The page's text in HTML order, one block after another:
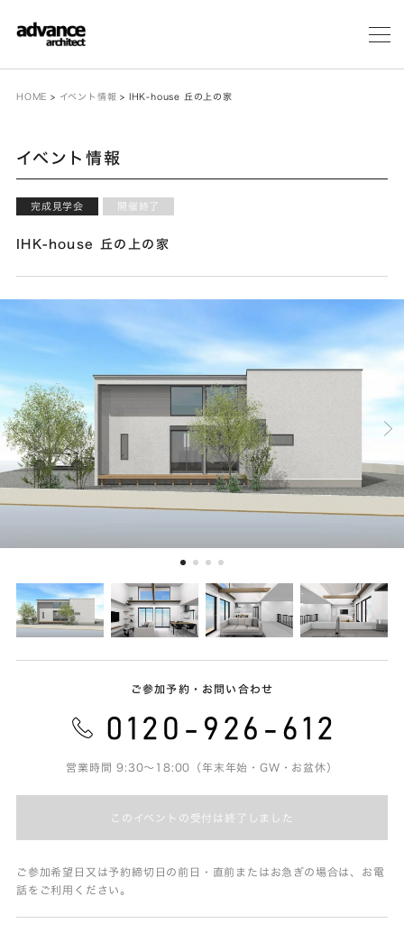
メ
HOME > イベント情報 > IHK-house 丘の上の家
イベント情報
完成見学会 開催終了
IHK-house 丘の上の家
ご参加予約・お問い合わせ
営業時間 9:30～18:00（年末年始・GW・お盆休）
このイベントの受付は終了しました
ご参加希望日又は予約締切日の前日・直前またはお急ぎの場合は、お電
話をご利用ください。